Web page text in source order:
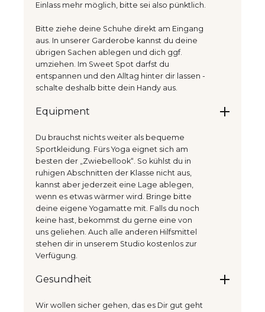
Einlass mehr möglich, bitte sei also pünktlich.
Bitte ziehe deine Schuhe direkt am Eingang
aus. In unserer Garderobe kannst du deine
übrigen Sachen ablegen und dich ggf.
umziehen. Im Sweet Spot darfst du
entspannen und den Alltag hinter dir lassen -
schalte deshalb bitte dein Handy aus.
Equipment
Du brauchst nichts weiter als bequeme
Sportkleidung. Fürs Yoga eignet sich am
besten der „Zwiebellook“. So kühlst du in
ruhigen Abschnitten der Klasse nicht aus,
kannst aber jederzeit eine Lage ablegen,
wenn es etwas wärmer wird. Bringe bitte
deine eigene Yogamatte mit. Falls du noch
keine hast, bekommst du gerne eine von
uns geliehen. Auch alle anderen Hilfsmittel
stehen dir in unserem Studio kostenlos zur
Verfügung.
Gesundheit
Wir wollen sicher gehen, das es Dir gut geht